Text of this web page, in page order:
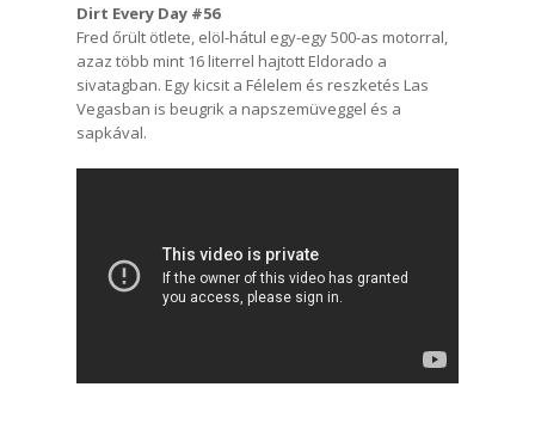
Dirt Every Day #56
Fred őrült ötlete, elöl-hátul egy-egy 500-as motorral,
azaz több mint 16 literrel hajtott Eldorado a
sivatagban. Egy kicsit a Félelem és reszketés Las
Vegasban is beugrik a napszemüveggel és a
sapkával.